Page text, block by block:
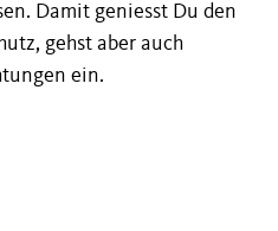
Damit geniesst Du den
gehst aber auch
ein.